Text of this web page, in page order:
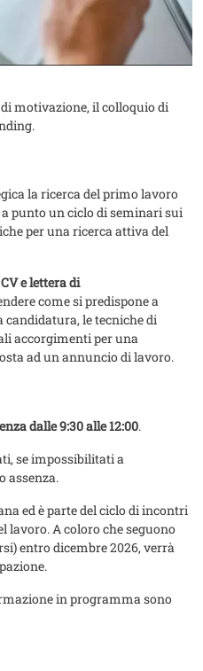
motivazione, il colloquio di
la ricerca del primo lavoro
punto un ciclo di seminari sui
per una ricerca attiva del
CV e lettera di
come si predispone a
le tecniche di
accorgimenti per una
ad un annuncio di lavoro.
dalle 9:30 alle 12:00.
se impossibilitati a
assenza.
ed è parte del ciclo di incontri
lavoro. A coloro che seguono
entro dicembre 2026, verrà
in programma sono